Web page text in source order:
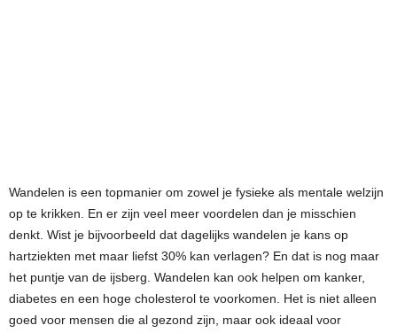
Wandelen is een topmanier om zowel je fysieke als mentale welzijn
op te krikken. En er zijn veel meer voordelen dan je misschien
denkt. Wist je bijvoorbeeld dat dagelijks wandelen je kans op
hartziekten met maar liefst 30% kan verlagen? En dat is nog maar
het puntje van de ijsberg. Wandelen kan ook helpen om kanker,
diabetes en een hoge cholesterol te voorkomen. Het is niet alleen
goed voor mensen die al gezond zijn, maar ook ideaal voor